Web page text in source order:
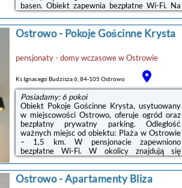
basen. Obiekt zapewnia bezpłatne Wi-Fi. Na
terenie obiektu dostępny jest też prywatny
parking.W niektórych opcjach zakwaterowania
znajduje się także kuchnia z piekarnikiem,
mikrofalówką i płytą kuchenną.W obiekcie
kontynentalne.Obiekt POKOJE GOŚCINNE -
MARIA- oferuje plac zabaw.Odległość
ważnych miejsc od obiektu: Plaża w Ostrowie
– 1,3 km, Port Gdynia – 46 km. Lotnisko ...
Ostrowo- Pokoje Gościnne Krysta
pensjonaty - domy wczasowewOstrowie
Ks Ignacego Budzisza 6, 84-105 Ostrowo
Posiadamy: 6 pokoi
Obiekt Pokoje Gościnne Krysta, usytuowany
w miejscowości Ostrowo, oferuje ogród oraz
bezpłatny prywatny parking. Odległość
ważnych miejsc od obiektu: Plaża w Ostrowie
– 1,5 km. W pensjonacie zapewniono
bezpłatne Wi-Fi. W okolicy znajdują się
ciekawe miejsca takie jak: Dworzec kolejowy (
50 km), Stocznia Gdynia ( 50 km). Obiekt jest
idealnym wyborem dla niepalących. Odległość
Ostrowo-Apartamenty Bliza